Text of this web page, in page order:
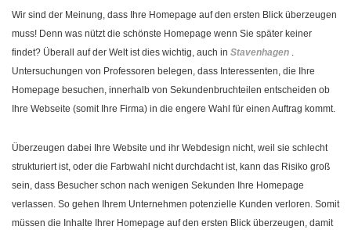
Wir sind der Meinung, dass Ihre Homepage auf den ersten Blick überzeugen
muss! Denn was nützt die schönste Homepage wenn Sie später keiner
findet? Überall auf der Welt ist dies wichtig, auch in Stavenhagen .
Untersuchungen von Professoren belegen, dass Interessenten, die Ihre
Homepage besuchen, innerhalb von Sekundenbruchteilen entscheiden ob
Ihre Webseite (somit Ihre Firma) in die engere Wahl für einen Auftrag kommt.
Überzeugen dabei Ihre Website und ihr Webdesign nicht, weil sie schlecht
strukturiert ist, oder die Farbwahl nicht durchdacht ist, kann das Risiko groß
sein, dass Besucher schon nach wenigen Sekunden Ihre Homepage
verlassen. So gehen Ihrem Unternehmen potenzielle Kunden verloren. Somit
müssen die Inhalte Ihrer Homepage auf den ersten Blick überzeugen, damit